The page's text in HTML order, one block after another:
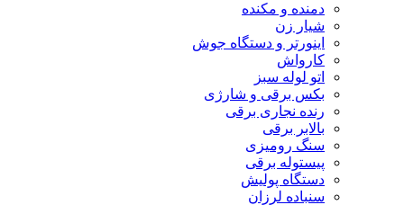
دمنده و مکنده
شیار زن
اینورتر و دستگاه جوش
کارواش
اتو لوله سبز
بکس برقی و شارژی
رنده نجاری برقی
بالابر برقی
سنگ رومیزی
پیستوله برقی
دستگاه پولیش
سنباده لرزان